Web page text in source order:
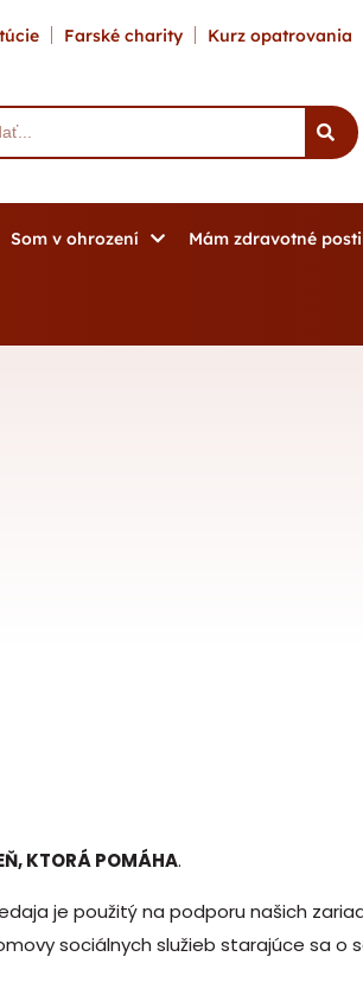
Farské charity Kurz opatrovania
Som v ohrození Mám zdravotné
KTORÁ POMÁHA.
je použitý na podporu našich
sociálnych služieb starajúce sa o